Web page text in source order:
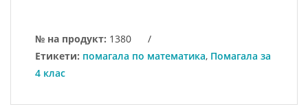
№ на продукт: 1380
/
Етикети: помагала по математика, Помагала за
4 клас